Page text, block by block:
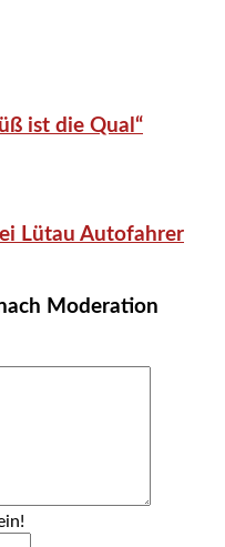
ist die Qual“
Lütau Autofahrer
Moderation